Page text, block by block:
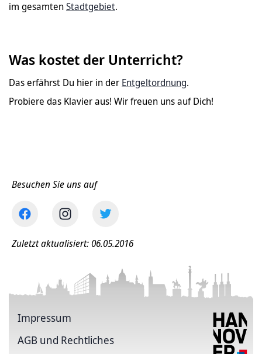
im gesamtenStadtgebiet.
Was kostet der Unterricht?
Das erfährst Du hier in der Entgeltordnung.
Probiere das Klavier aus! Wir freuen uns auf Dich!
Besuchen Sie uns auf
Zuletzt aktualisiert: 06.05.2016
Impressum
AGB und Rechtliches